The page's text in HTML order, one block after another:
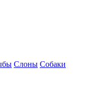
Слоны Собаки